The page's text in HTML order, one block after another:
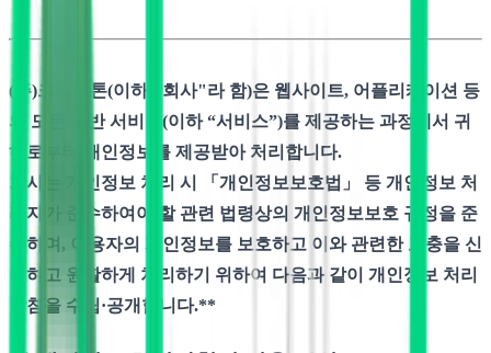
(주)크래프톤(이하 "회사"라 함)은 웹사이트, 어플리케이션 등
의 모든 제반 서비스(이하 “서비스”)를 제공하는 과정에서 귀
하로부터 개인정보를 제공받아 처리합니다.
회사는 개인정보 처리 시 「개인정보보호법」 등 개인정보 처
리자가 준수하여야 할 관련 법령상의 개인정보보호 규정을 준
수하며, 이용자의 개인정보를 보호하고 이와 관련한 고충을 신
속하고 원활하게 처리하기 위하여 다음과 같이 개인정보 처리
방침을 수립·공개합니다.**